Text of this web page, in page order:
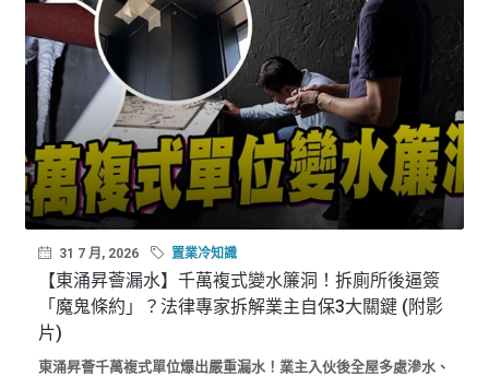
31 7 月, 2026 置業冷知識
【東涌昇薈漏水】千萬複式變水簾洞！拆廁所後逼簽
「魔鬼條約」？法律專家拆解業主自保3大關鍵 (附影
片)
東涌昇薈千萬複式單位爆出嚴重漏水！業主入伙後全屋多處滲水、